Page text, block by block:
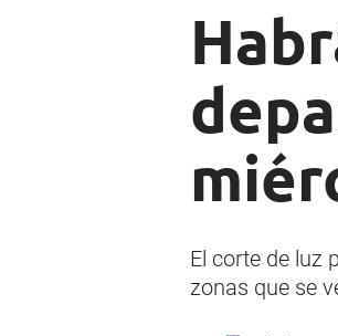
El corte de luz
zonas que se